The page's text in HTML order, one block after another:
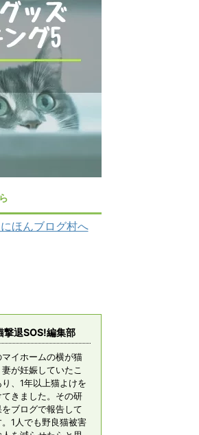
撃退SOS!編集部
マイホームの横が猫
妻が妊娠していたこ
り、1年以上猫よけを
てきました。その研
をブログで報告して
。1人でも野良猫被害